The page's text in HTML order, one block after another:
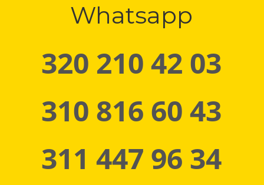
Whatsapp
320 210 42 03
310 816 60 43
311 447 96 34